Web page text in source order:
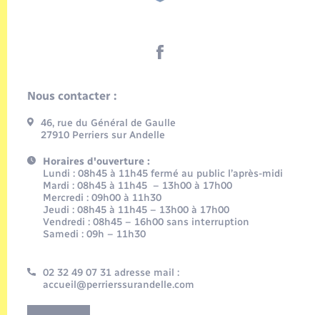
Nous contacter :
46, rue du Général de Gaulle
27910 Perriers sur Andelle
Horaires d'ouverture :
Lundi : 08h45 à 11h45 fermé au public l’après-midi
Mardi : 08h45 à 11h45 – 13h00 à 17h00
Mercredi : 09h00 à 11h30
Jeudi : 08h45 à 11h45 – 13h00 à 17h00
Vendredi : 08h45 – 16h00 sans interruption
Samedi : 09h – 11h30
02 32 49 07 31 adresse mail :
accueil@perrierssurandelle.com